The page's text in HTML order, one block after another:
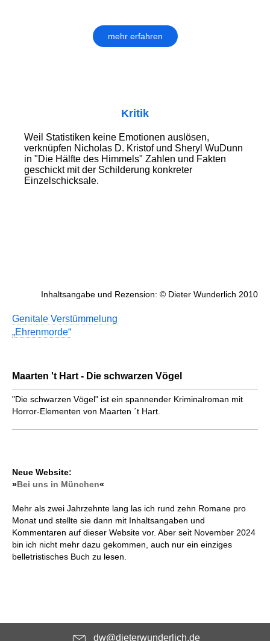
mehr erfahren
Kritik
Weil Statistiken keine Emotionen auslösen,
verknüpfen Nicholas D. Kristof und Sheryl WuDunn
in "Die Hälfte des Himmels" Zahlen und Fakten
geschickt mit der Schilderung konkreter
Einzelschicksale.
Inhaltsangabe und Rezension: © Dieter Wunderlich 2010
Genitale Verstümmelung
„Ehrenmorde“
Maarten 't Hart - Die schwarzen Vögel
"Die schwarzen Vögel" ist ein spannender Kriminalroman mit
Horror-Elementen von Maarten ΄t Hart.
Neue Website:
»Bei uns in München«
Mehr als zwei Jahrzehnte lang las ich rund zehn Romane pro
Monat und stellte sie dann mit Inhaltsangaben und
Kommentaren auf dieser Website vor. Aber seit November 2024
bin ich nicht mehr dazu gekommen, auch nur ein einziges
belletristisches Buch zu lesen.
dw@dieterwunderlich.de